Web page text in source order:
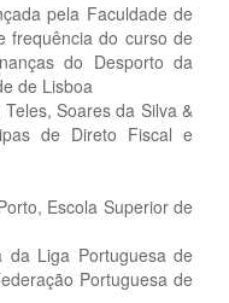
pela Faculdade de
frequência do curso de
do Desporto da
de Lisboa
Soares da Silva &
de Direto Fiscal e
Escola Superior de
da Liga Portuguesa de
Portuguesa de